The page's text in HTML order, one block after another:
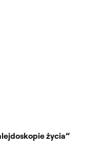
życia”